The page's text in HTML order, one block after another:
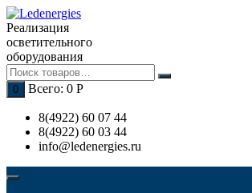
Перейти
к
содержимому
Реализация
осветительного
оборудования
0 Всего: 0 Р
8(4922) 60 07 44
8(4922) 60 03 44
info@ledenergies.ru